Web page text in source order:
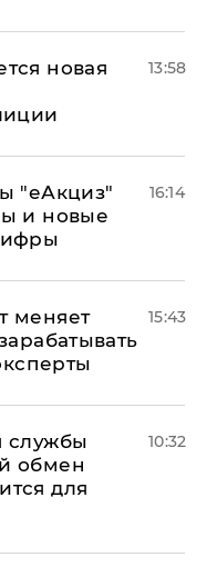
новая
13:58
"еАкциз"
и новые
16:14
меняет
15:43
службы
обмен
для
10:32